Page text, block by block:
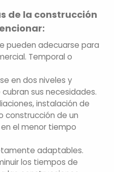
de la construcción
pueden adecuarse para
Temporal o
en dos niveles y
sus necesidades.
instalación de
construcción de un
el menor tiempo
adaptables.
los tiempos de